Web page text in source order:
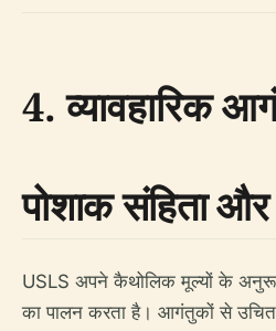
4. व्यावहारिक
पोशाक संहिता
USLS अपने कैथोलिक मूल्यों के
का पालन करता है। आगंतुकों से